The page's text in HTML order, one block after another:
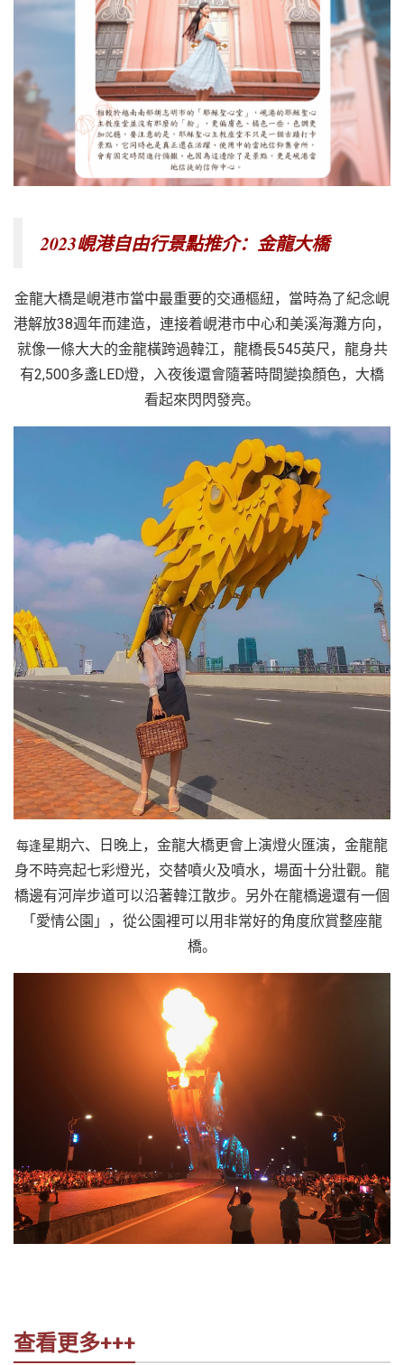
2023峴港自由行景點推介：金龍大橋
金龍大橋是峴港市當中最重要的交通樞紐，當時為了紀念峴
港解放38週年而建造，連接着峴港市中心和美溪海灘方向，
就像一條大大的金龍橫跨過韓江，龍橋長545英尺，龍身共
有2,500多盞LED燈，入夜後還會隨著時間變換顏色，大橋
看起來閃閃發亮。
每逢星期六、日晚上，金龍大橋更會上演燈火匯演，金龍龍
身不時亮起七彩燈光，交替噴火及噴水，場面十分壯觀。龍
橋邊有河岸步道可以沿著韓江散步。另外在龍橋邊還有一個
「愛情公園」，從公園裡可以用非常好的角度欣賞整座龍
橋。
查看更多+++